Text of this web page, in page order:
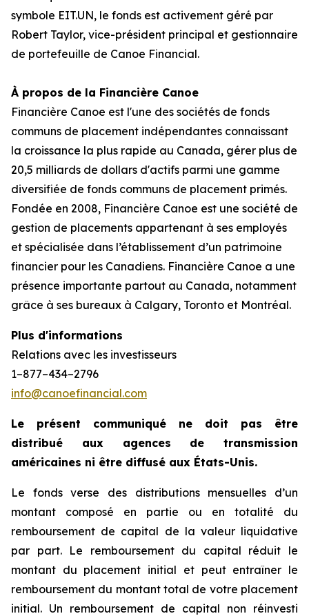
symbole EIT.UN, le fonds est activement géré par
Robert Taylor, vice-président principal et gestionnaire
de portefeuille de Canoe Financial.
À propos de la Financière Canoe
Financière Canoe est l'une des sociétés de fonds
communs de placement indépendantes connaissant
la croissance la plus rapide au Canada, gérer plus de
20,5 milliards de dollars d'actifs parmi une gamme
diversifiée de fonds communs de placement primés.
Fondée en 2008, Financière Canoe est une société de
gestion de placements appartenant à ses employés
et spécialisée dans l’établissement d’un patrimoine
financier pour les Canadiens. Financière Canoe a une
présence importante partout au Canada, notamment
grâce à ses bureaux à Calgary, Toronto et Montréal.
Plus d'informations
Relations avec les investisseurs
1–877–434–2796
info@canoefinancial.com
Le présent communiqué ne doit pas être
distribué aux agences de transmission
américaines ni être diffusé aux États-Unis.
Le fonds verse des distributions mensuelles d’un
montant composé en partie ou en totalité du
remboursement de capital de la valeur liquidative
par part. Le remboursement du capital réduit le
montant du placement initial et peut entraîner le
remboursement du montant total de votre placement
initial. Un remboursement de capital non réinvesti